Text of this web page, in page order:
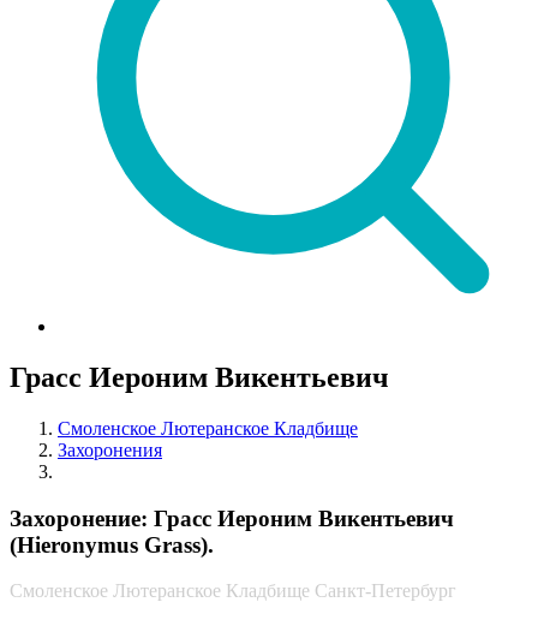
Грасс Иероним Викентьевич
Смоленское Лютеранское Кладбище
Захоронения
Захоронение: Грасс Иероним Викентьевич
(Hieronymus Grass).
Смоленское Лютеранское Кладбище Санкт-Петербург